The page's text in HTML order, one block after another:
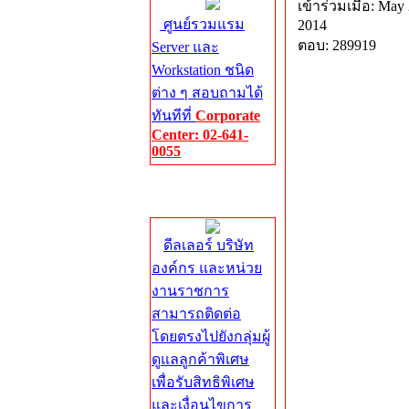
ศูนย์รวมแรม
Server และ
Workstation ชนิด
ต่าง ๆ สอบถามได้
ทันทีที่ Corporate
Center: 02-641-
0055
ดีลเลอร์ บริษัท
องค์กร และหน่วย
งานราชการ
สามารถติดต่อ
โดยตรงไปยังกลุ่มผู้
ดูแลลูกค้าพิเศษ
เพื่อรับสิทธิพิเศษ
และเงื่อนไขการ
เข้าร่วมเมื่อ: May
2014
ตอบ: 289919